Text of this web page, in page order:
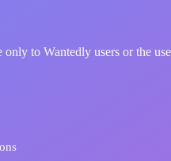
to Wantedly users or the